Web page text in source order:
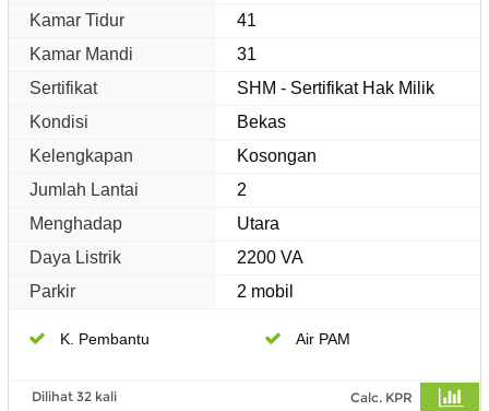
Kamar Tidur
41
Kamar Mandi
31
Sertifikat
SHM - Sertifikat Hak Milik
Kondisi
Bekas
Kelengkapan
Kosongan
Jumlah Lantai
2
Menghadap
Utara
Daya Listrik
2200 VA
Parkir
2 mobil
K. Pembantu Air PAM
Dilihat 32 kali Calc. KPR